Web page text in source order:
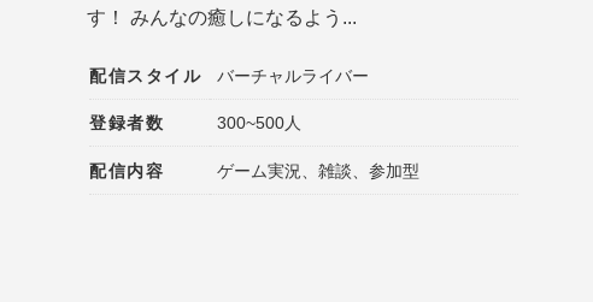
す！ みんなの癒しになるよう...
配信スタイル バーチャルライバー
登録者数 300~500人
配信内容 ゲーム実況、雑談、参加型